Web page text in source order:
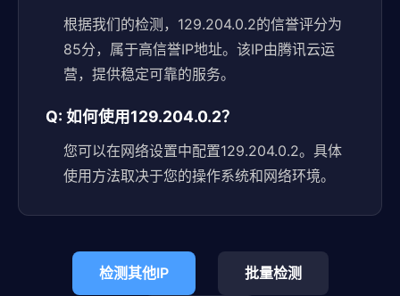
根据我们的检测，129.204.0.2的信誉评分为
85分，属于高信誉IP地址。该IP由腾讯云运
营，提供稳定可靠的服务。
Q: 如何使用129.204.0.2？
您可以在网络设置中配置129.204.0.2。具体
使用方法取决于您的操作系统和网络环境。
检测其他IP 批量检测